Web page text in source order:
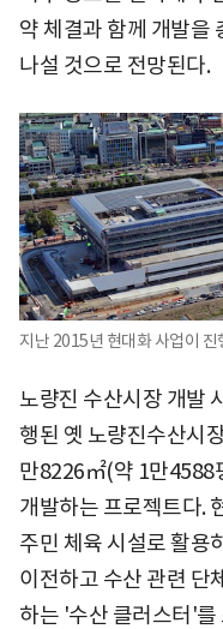
약 체결과 함께 개발을
나설 것으로 전망된다.
지난 2015년 현대화 사업이
노량진 수산시장 개발
행된 옛 노량진수산시
만8226㎡(약 1만4588
개발하는 프로젝트다.
주민 체육 시설로 활용
이전하고 수산 관련 단
하는 '수산 클러스터'